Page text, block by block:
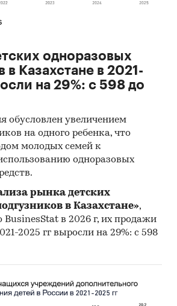
одноразовых
в Казахстане в 2021-
на 29%: с 598 до
обусловлен увеличением
на одного ребенка, что
молодых семей к
одноразовых
рынка детских
в Казахстане»,
BusinesStat в 2026 г, их продажи
2025 гг выросли на 29%: с 598